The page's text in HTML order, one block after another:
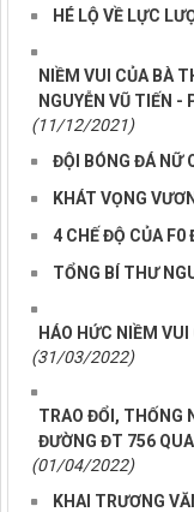
HÉ LỘ VỀ LỰC
NIỀM VUI CỦA BÀ
NGUYỄN VŨ TIẾN -
(11/12/2021)
ĐỘI BÓNG ĐÁ NỮ
KHÁT VỌNG
4 CHẾ ĐỘ CỦA
TỔNG BÍ THƯ
HÁO HỨC NIỀM
(31/03/2022)
TRAO ĐỔI, THỐNG
ĐƯỜNG ĐT 756
(01/04/2022)
KHAI TRƯƠNG